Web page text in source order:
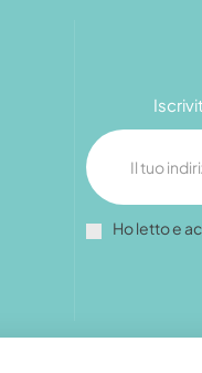
Ho letto e